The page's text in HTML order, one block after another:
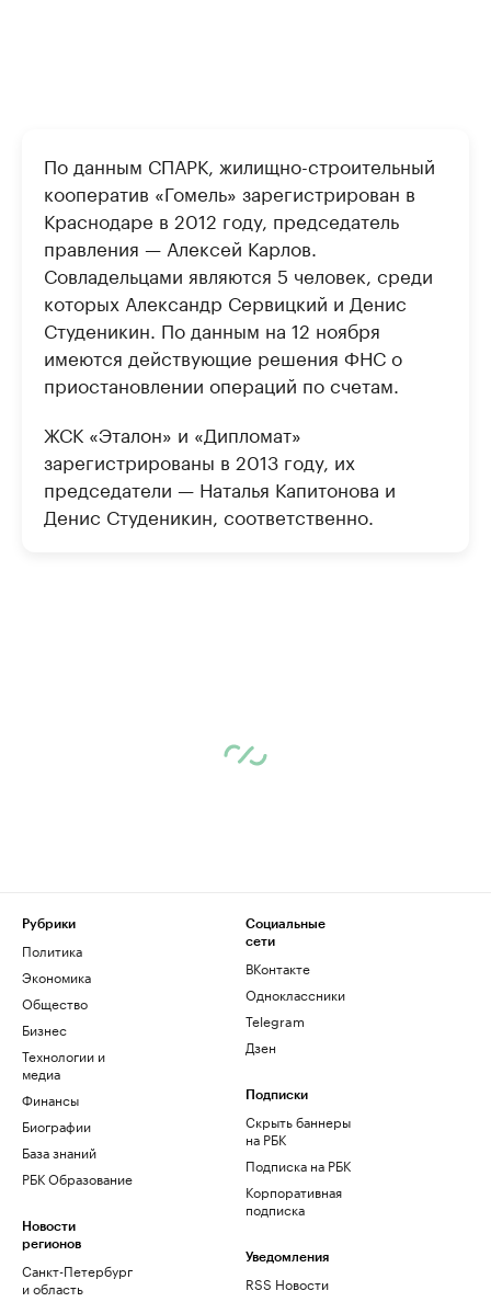
По данным СПАРК, жилищно-строительный
кооператив «Гомель» зарегистрирован в
Краснодаре в 2012 году, председатель
правления — Алексей Карлов.
Совладельцами являются 5 человек, среди
которых Александр Сервицкий и Денис
Студеникин. По данным на 12 ноября
имеются действующие решения ФНС о
приостановлении операций по счетам.
ЖСК «Эталон» и «Дипломат»
зарегистрированы в 2013 году, их
председатели — Наталья Капитонова и
Денис Студеникин, соответственно.
Рубрики
Политика
Экономика
Общество
Бизнес
Технологии и
медиа
Финансы
Биографии
База знаний
РБК Образование
Новости
регионов
Санкт-Петербург
и область
Социальные
сети
ВКонтакте
Одноклассники
Telegram
Дзен
Подписки
Скрыть баннеры
на РБК
Подписка на РБК
Корпоративная
подписка
Уведомления
RSS Новости